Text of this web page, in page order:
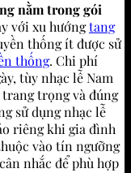
nằm trong gói
với xu hướngtang
thống ít được sử
thống. Chi phí
tùy nhạc lễ Nam
trọng và đúng
sử dụng nhạc lễ
riêng khi gia đình
vào tín ngưỡng
nhắc để phù hợp